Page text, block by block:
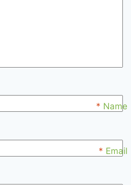
Name
*
Email
*